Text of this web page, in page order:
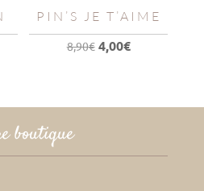
PIN’S JE T’AIME
8,90€ Le
était :
4,00€Le
est :
boutique